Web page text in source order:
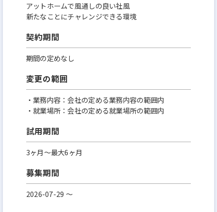
アットホームで風通しの良い社風
新たなことにチャレンジできる環境
契約期間
期間の定めなし
変更の範囲
・業務内容：会社の定める業務内容の範囲内
・就業場所：会社の定める就業場所の範囲内
試用期間
3ヶ月～最大6ヶ月
募集期間
2026-07-29 〜